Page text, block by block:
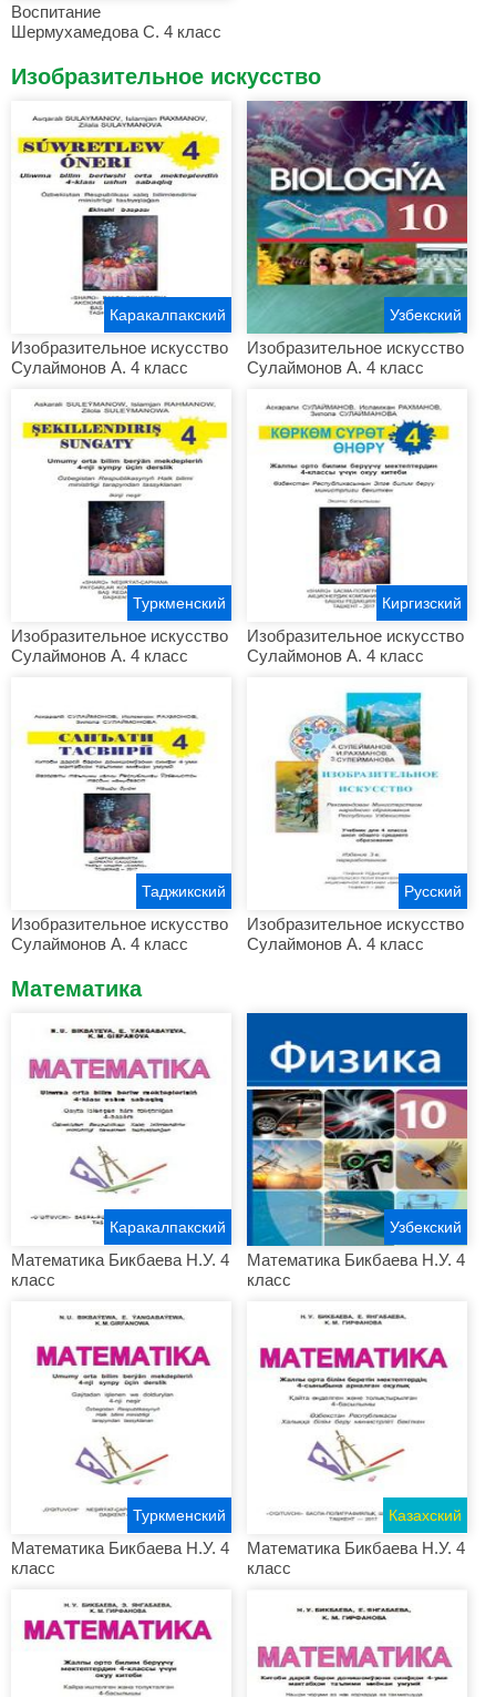
Воспитание
Шермухамедова С. 4 класс
Изобразительное искусство
Изобразительное искусство
Сулаймонов А. 4 класс
Каракалпакский
Изобразительное искусство
Сулаймонов А. 4 класс
Узбекский
Изобразительное искусство
Сулаймонов А. 4 класс
Туркменский
Изобразительное искусство
Сулаймонов А. 4 класс
Киргизский
Изобразительное искусство
Сулаймонов А. 4 класс
Таджикский
Изобразительное искусство
Сулаймонов А. 4 класс
Русский
Математика
Математика Бикбаева Н.У. 4
класс
Каракалпакский
Математика Бикбаева Н.У. 4
класс
Узбекский
Математика Бикбаева Н.У. 4
класс
Туркменский
Математика Бикбаева Н.У. 4
класс
Казахский